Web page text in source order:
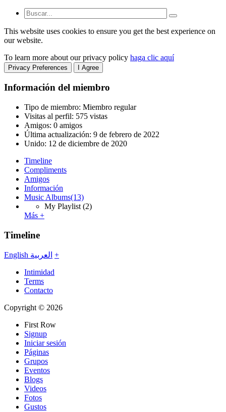
This website uses cookies to ensure you get the best experience on
our website.
To learn more about our privacy policy haga clic aquí
Privacy Preferences I Agree
Información del miembro
Tipo de miembro: Miembro regular
Visitas al perfil: 575 vistas
Amigos: 0 amigos
Última actualización: 9 de febrero de 2022
Unido: 12 de diciembre de 2020
Timeline
Compliments
Amigos
Información
Music Albums(13)
My Playlist (2)
Más +
Timeline
English العربية +
Intimidad
Terms
Contacto
Copyright © 2026
First Row
Signup
Iniciar sesión
Páginas
Grupos
Eventos
Blogs
Videos
Fotos
Gustos